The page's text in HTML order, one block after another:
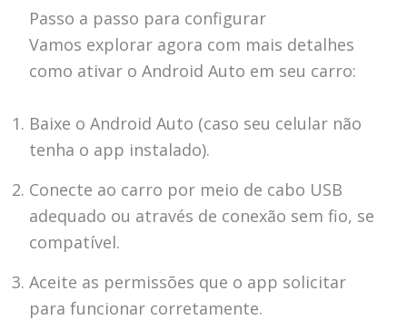
Passo a passo para configurar
Vamos explorar agora com mais detalhes
como ativar o Android Auto em seu carro:
Baixe o Android Auto (caso seu celular não
tenha o app instalado).
Conecte ao carro por meio de cabo USB
adequado ou através de conexão sem fio, se
compatível.
Aceite as permissões que o app solicitar
para funcionar corretamente.